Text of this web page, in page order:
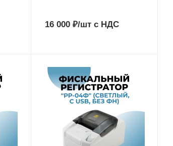
16 000₽/штс НДС